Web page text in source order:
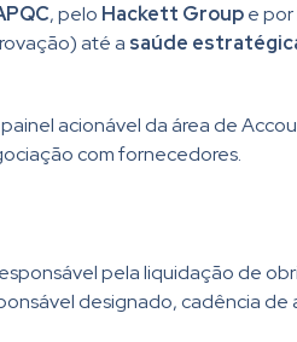
, pelo Hackett Groupe
até a saúde
acionável da área de
com fornecedores.
pela liquidação de
designado, cadência